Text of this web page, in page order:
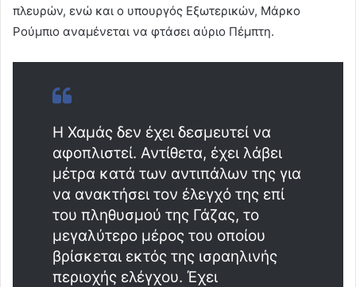
πλευρών, ενώ και ο υπουργός Εξωτερικών, Μάρκο
Ρούμπιο αναμένεται να φτάσει αύριο Πέμπτη.
Η Χαμάς δεν έχει δεσμευτεί να
αφοπλιστεί. Αντίθετα, έχει λάβει
μέτρα κατά των αντιπάλων της για
να ανακτήσει τον έλεγχό της επί
του πληθυσμού της Γάζας, το
μεγαλύτερο μέρος του οποίου
βρίσκεται εκτός της ισραηλινής
περιοχής ελέγχου. Έχει